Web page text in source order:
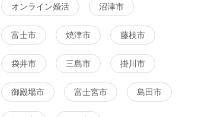
オンライン婚活 沼津市
富士市 焼津市 藤枝市
袋井市 三島市 掛川市
御殿場市 富士宮市 島田市